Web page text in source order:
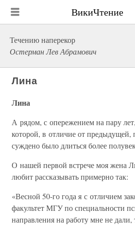
ВикиЧтение
Течению наперекор
Остерман Лев Абрамович
Лина
Лина
А рядом, с опережением на пару
которой, в отличие от предыдущей,
суждено было длиться более
О нашей первой встрече моя жена
любит рассказывать примерно так:
«Весной 50-го года я с отличием
факультет МГУ по специальности
направления на работу мне не дали,